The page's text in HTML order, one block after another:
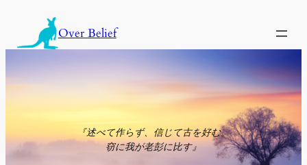
を
ス
キ
ッ
Over Belief
『述べて作らず、信じて古を好む。
窃に我が老彭に比す』